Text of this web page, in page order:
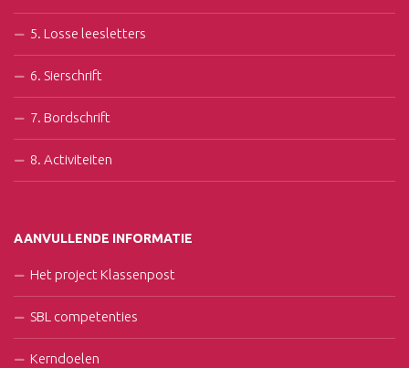
5. Losse leesletters
6. Sierschrift
7. Bordschrift
8. Activiteiten
AANVULLENDE INFORMATIE
Het project Klassenpost
SBL competenties
Kerndoelen